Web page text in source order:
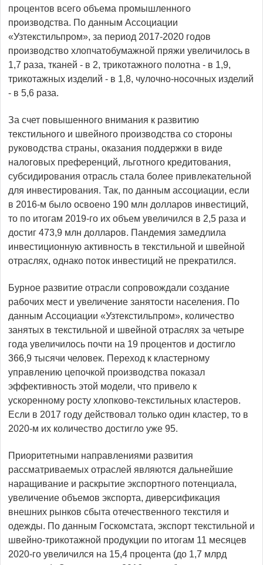
процентов всего объема промышленного
производства. По данным Ассоциации
«Узтекстильпром», за период 2017-2020 годов
производство хлопчатобумажной пряжи увеличилось в
1,7 раза, тканей - в 2, трикотажного полотна - в 1,9,
трикотажных изделий - в 1,8, чулочно-носочных изделий
- в 5,6 раза.
За счет повышенного внимания к развитию
текстильного и швейного производства со стороны
руководства страны, оказания поддержки в виде
налоговых преференций, льготного кредитования,
субсидирования отрасль стала более привлекательной
для инвестирования. Так, по данным ассоциации, если
в 2016-м было освоено 190 млн долларов инвестиций,
то по итогам 2019-го их объем увеличился в 2,5 раза и
достиг 473,9 млн долларов. Пандемия замедлила
инвестиционную активность в текстильной и швейной
отраслях, однако поток инвестиций не прекратился.
Бурное развитие отрасли сопровождали создание
рабочих мест и увеличение занятости населения. По
данным Ассоциации «Узтекстильпром», количество
занятых в текстильной и швейной отраслях за четыре
года увеличилось почти на 19 процентов и достигло
366,9 тысячи человек. Переход к кластерному
управлению цепочкой производства показал
эффективность этой модели, что привело к
ускоренному росту хлопково-­текстильных кластеров.
Если в 2017 году действовал только один кластер, то в
2020-м их количество достигло уже 95.
Приоритетными направлениями развития
рассматриваемых отраслей являются дальнейшие
наращивание и раскрытие экспортного потенциала,
увеличение объемов экспорта, диверсификация
внешних рынков сбыта отечественного текстиля и
одежды. По данным Госкомстата, экспорт текстильной и
швейно-трикотажной продукции по итогам 11 месяцев
2020-го увеличился на 15,4 процента (до 1,7 млрд